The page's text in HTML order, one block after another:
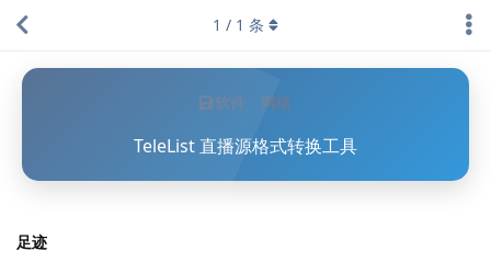
软件 网络
TeleList 直播源格式转换工具
足迹
1 / 1 条